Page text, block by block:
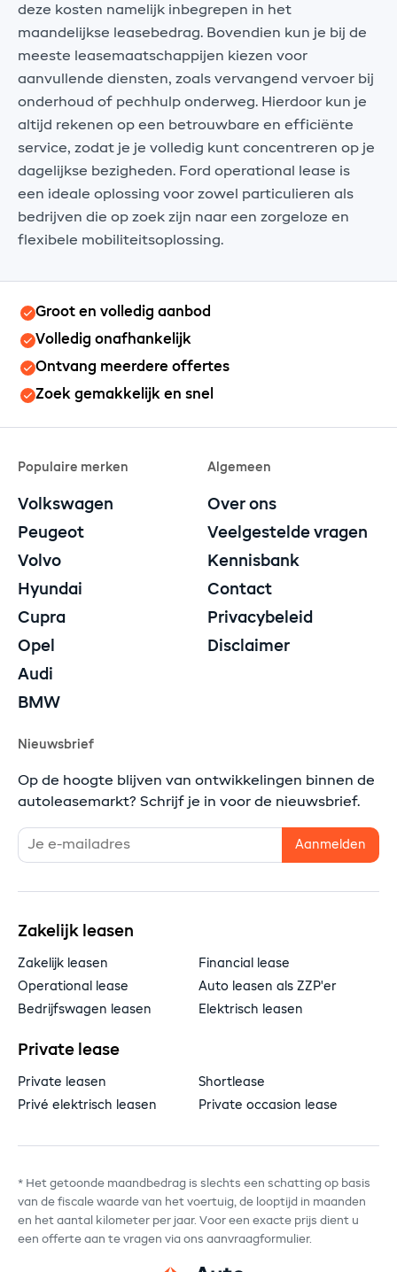
deze kosten namelijk inbegrepen in het
maandelijkse leasebedrag. Bovendien kun je bij de
meeste leasemaatschappijen kiezen voor
aanvullende diensten, zoals vervangend vervoer bij
onderhoud of pechhulp onderweg. Hierdoor kun je
altijd rekenen op een betrouwbare en efficiënte
service, zodat je je volledig kunt concentreren op je
dagelijkse bezigheden. Ford operational lease is
een ideale oplossing voor zowel particulieren als
bedrijven die op zoek zijn naar een zorgeloze en
flexibele mobiliteitsoplossing.
Groot en volledig aanbod
Volledig onafhankelijk
Ontvang meerdere offertes
Zoek gemakkelijk en snel
Populaire merken
Volkswagen
Peugeot
Volvo
Hyundai
Cupra
Opel
Audi
BMW
Algemeen
Over ons
Veelgestelde vragen
Kennisbank
Contact
Privacybeleid
Disclaimer
Nieuwsbrief
Op de hoogte blijven van ontwikkelingen binnen de
autoleasemarkt? Schrijf je in voor de nieuwsbrief.
Zakelijk leasen
Zakelijk leasen
Financial lease
Operational lease
Auto leasen als ZZP'er
Bedrijfswagen leasen
Elektrisch leasen
Private lease
Private leasen
Shortlease
Privé elektrisch leasen
Private occasion lease
* Het getoonde maandbedrag is slechts een schatting op basis
van de fiscale waarde van het voertuig, de looptijd in maanden
en het aantal kilometer per jaar. Voor een exacte prijs dient u
een offerte aan te vragen via ons aanvraagformulier.